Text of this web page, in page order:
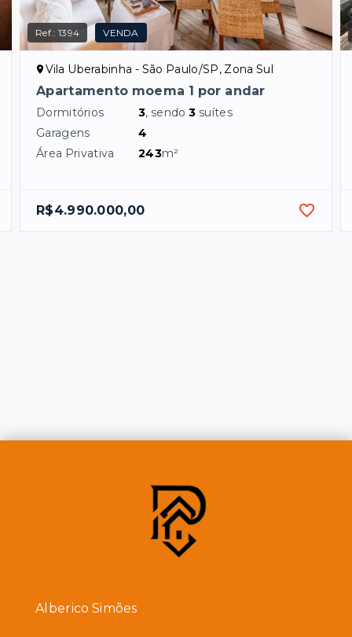
Ref.:1394 VENDA
Vila Uberabinha - São Paulo/SP, Zona Sul
Apartamento moema 1 por andar
Dormitórios 3, sendo3 suítes
Garagens
4
Área Privativa
243m²
R$4.990.000,00
Alberico Simões